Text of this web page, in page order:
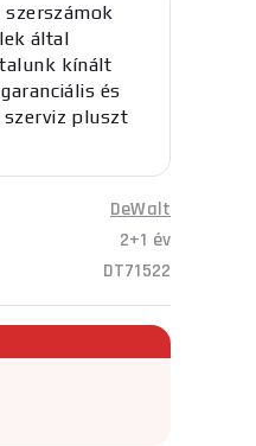
által
kínált
és
szerviz pluszt
DeWalt
2+1 év
DT71522